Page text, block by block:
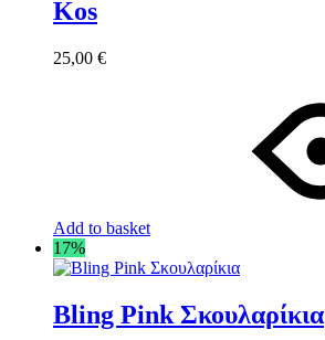
Kos
25,00 €
Add to basket
17%
Bling Pink Σκουλαρίκια